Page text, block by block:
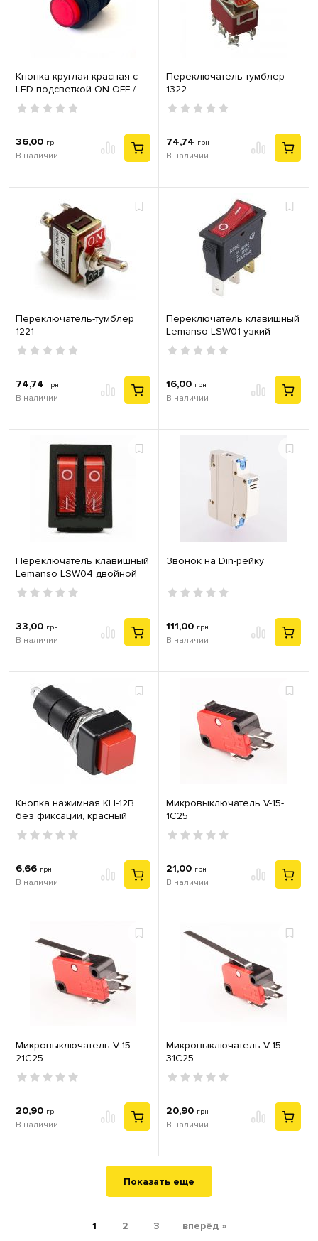
Кнопка круглая красная с
LED подсветкой ON-OFF /
R16-503AD Lemanso LSW13
36,00 грн
В наличии
Переключатель-тумблер
1322
74,74 грн
В наличии
Переключатель-тумблер
1221
74,74 грн
В наличии
Переключатель клавишный
Lemanso LSW01 узкий
красный с подсветкой
KCD3-102N
16,00 грн
В наличии
Переключатель клавишный
Lemanso LSW04 двойной
красный с подсветкой
KCD2-2101N
33,00 грн
В наличии
Звонок на Din-рейку
111,00 грн
В наличии
Кнопка нажимная КН-12В
без фиксации, красный
6,66 грн
В наличии
Микровыключатель V-15-
1C25
21,00 грн
В наличии
Микровыключатель V-15-
21C25
20,90 грн
В наличии
Микровыключатель V-15-
31C25
20,90 грн
В наличии
Показать еще
1 2 3 вперёд »